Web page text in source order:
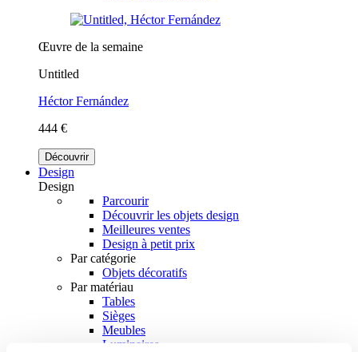
Œuvre de la semaine
Untitled
Héctor Fernández
444 €
Découvrir
Design
Design
Parcourir
Découvrir les objets design
Meilleures ventes
Design à petit prix
Par catégorie
Objets décoratifs
Par matériau
Tables
Sièges
Meubles
Luminaires